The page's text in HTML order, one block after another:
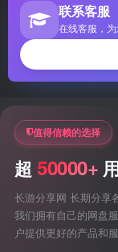
联系客服
在线客服，
值得信赖的选择
超 50000+
长游分享网 长期分享
我们拥有自己的网盘
户提供更好的产品和服